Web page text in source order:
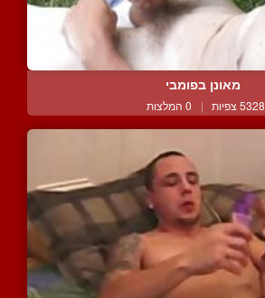
מאונן בפומבי
5328 צפיות | 0 המלצות